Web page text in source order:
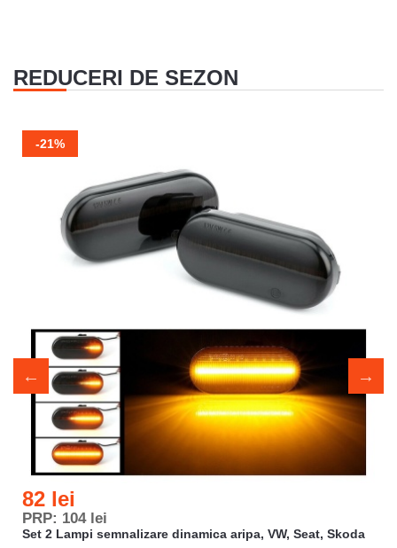
REDUCERI DE SEZON
-21%
82 lei
PRP: 104 lei
Set 2 Lampi semnalizare dinamica aripa, VW, Seat, Skoda